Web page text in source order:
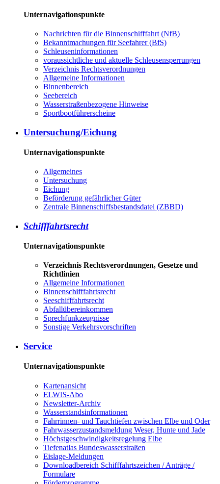
Unternavigationspunkte
Nachrichten für die Binnenschifffahrt (NfB)
Bekanntmachungen für Seefahrer (BfS)
Schleuseninformationen
voraussichtliche und aktuelle Schleusensperrungen
Verzeichnis Rechtsverordnungen
Allgemeine Informationen
Binnenbereich
Seebereich
Wasserstraßenbezogene Hinweise
Sportbootführerscheine
Untersuchung/Eichung
Unternavigationspunkte
Allgemeines
Untersuchung
Eichung
Beförderung gefährlicher Güter
Zentrale Binnenschiffsbestandsdatei (ZBBD)
Schifffahrtsrecht
Unternavigationspunkte
Verzeichnis Rechtsverordnungen, Gesetze und
Richtlinien
Allgemeine Informationen
Binnenschifffahrtsrecht
Seeschifffahrtsrecht
Abfallübereinkommen
Sprechfunkzeugnisse
Sonstige Verkehrsvorschriften
Service
Unternavigationspunkte
Kartenansicht
ELWIS-Abo
Newsletter-Archiv
Wasserstandsinformationen
Fahrrinnen- und Tauchtiefen zwischen Elbe und Oder
Fahrwasserzustandsmeldung Weser, Hunte und Jade
Höchstgeschwindigkeitsregelung Elbe
Tiefenatlas Bundeswasserstraßen
Eislage-Meldungen
Downloadbereich Schifffahrtszeichen / Anträge /
Formulare